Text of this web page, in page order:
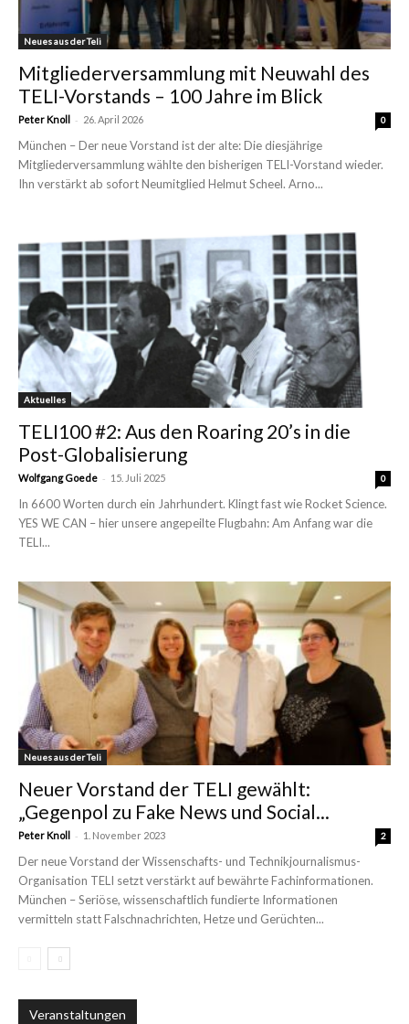
Neues aus der Teli
Mitgliederversammlung mit Neuwahl des
TELI-Vorstands – 100 Jahre im Blick
Peter Knoll - 26. April 2026 0
München – Der neue Vorstand ist der alte: Die diesjährige
Mitgliederversammlung wählte den bisherigen TELI-Vorstand wieder.
Ihn verstärkt ab sofort Neumitglied Helmut Scheel. Arno...
Aktuelles
TELI100 #2: Aus den Roaring 20’s in die
Post-Globalisierung
Wolfgang Goede - 15. Juli 2025 0
In 6600 Worten durch ein Jahrhundert. Klingt fast wie Rocket Science.
YES WE CAN – hier unsere angepeilte Flugbahn: Am Anfang war die
TELI...
Neues aus der Teli
Neuer Vorstand der TELI gewählt:
„Gegenpol zu Fake News und Social...
Peter Knoll - 1. November 2023 2
Der neue Vorstand der Wissenschafts- und Technikjournalismus-
Organisation TELI setzt verstärkt auf bewährte Fachinformationen.
München – Seriöse, wissenschaftlich fundierte Informationen
vermitteln statt Falschnachrichten, Hetze und Gerüchten...
Veranstaltungen